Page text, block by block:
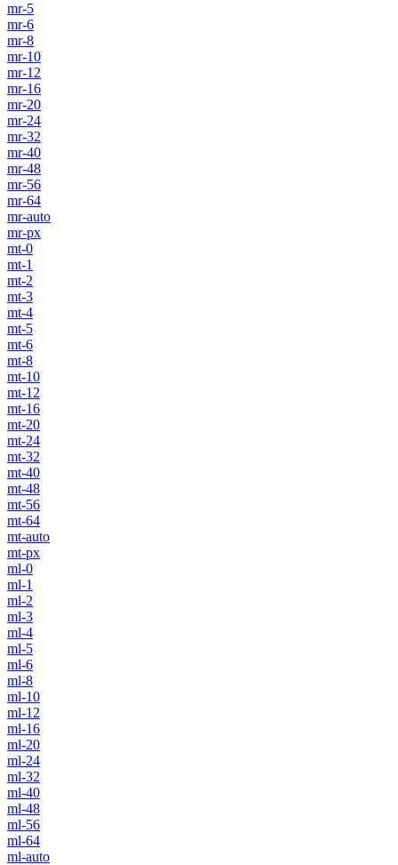
mr-5
mr-6
mr-8
mr-10
mr-12
mr-16
mr-20
mr-24
mr-32
mr-40
mr-48
mr-56
mr-64
mr-auto
mr-px
mt-0
mt-1
mt-2
mt-3
mt-4
mt-5
mt-6
mt-8
mt-10
mt-12
mt-16
mt-20
mt-24
mt-32
mt-40
mt-48
mt-56
mt-64
mt-auto
mt-px
ml-0
ml-1
ml-2
ml-3
ml-4
ml-5
ml-6
ml-8
ml-10
ml-12
ml-16
ml-20
ml-24
ml-32
ml-40
ml-48
ml-56
ml-64
ml-auto